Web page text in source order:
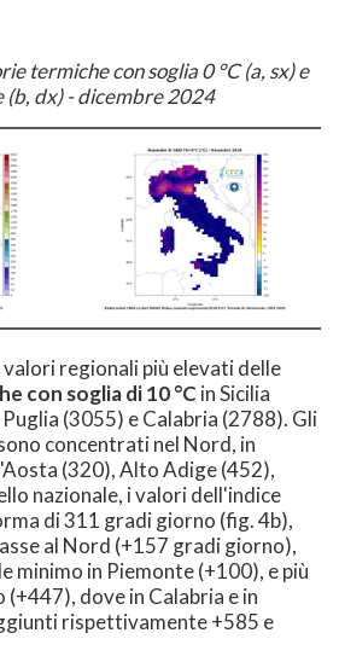
termiche con soglia 0 °C (a, sx) e
(b, dx) - dicembre 2024
regionali più elevati delle
con soglia di 10 °C in Sicilia
(3055) e Calabria (2788). Gli
concentrati nel Nord, in
(320), Alto Adige (452),
nazionale, i valori dell'indice
di 311 gradi giorno (fig. 4b),
al Nord (+157 gradi giorno),
minimo in Piemonte (+100), e più
dove in Calabria e in
rispettivamente +585 e